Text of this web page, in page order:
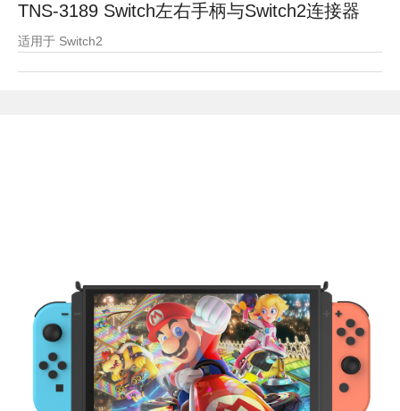
TNS-3189 Switch左右手柄与Switch2连接器
适用于 Switch2